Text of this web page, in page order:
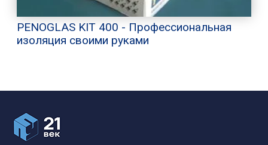
PENOGLAS KIT 400 - Профессиональная
изоляция своими руками